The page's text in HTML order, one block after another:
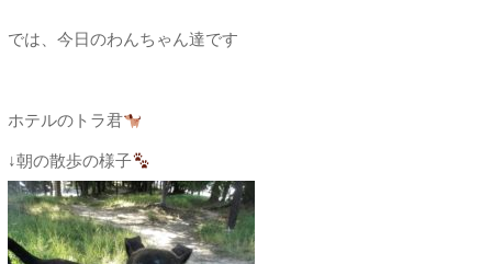
では、今日のわんちゃん達です
ホテルのトラ君
↓朝の散歩の様子